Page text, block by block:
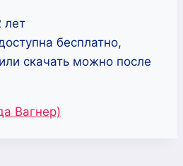
лет
бесплатно,
скачать можно после
Вагнер)